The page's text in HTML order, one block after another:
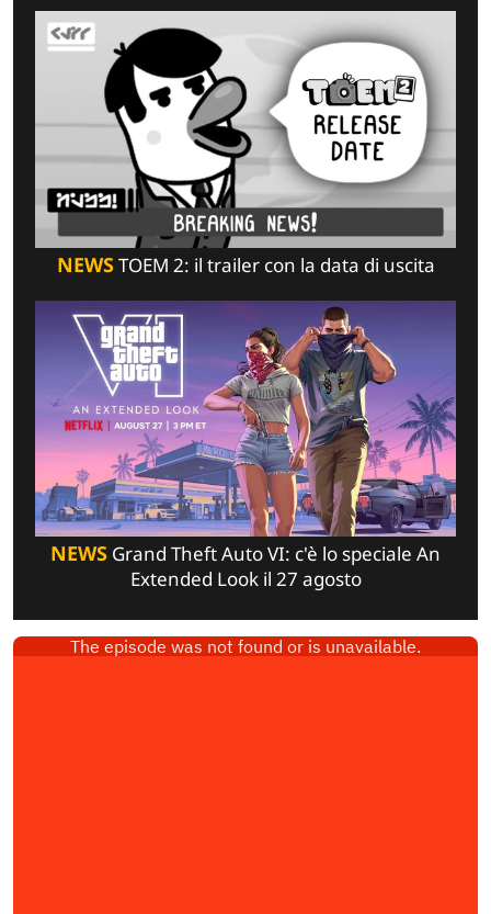
NEWSTOEM 2: il trailer con la data di uscita
NEWS Grand Theft Auto VI: c'è lo speciale An
Extended Look il 27 agosto